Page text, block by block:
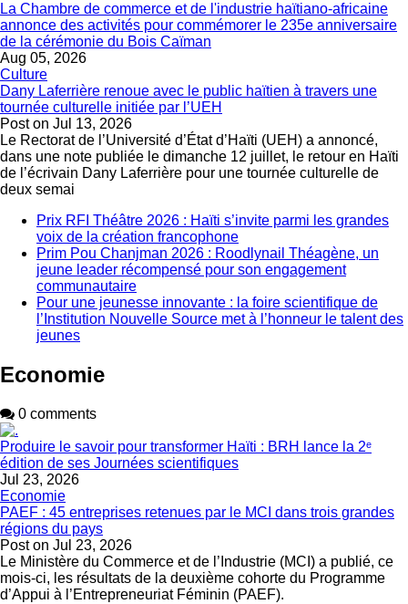
La Chambre de commerce et de l'industrie haïtiano-africaine
annonce des activités pour commémorer le 235e anniversaire
de la cérémonie du Bois Caïman
Aug 05, 2026
Culture
Dany Laferrière renoue avec le public haïtien à travers une
tournée culturelle initiée par l’UEH
Post on Jul 13, 2026
Le Rectorat de l’Université d’État d’Haïti (UEH) a annoncé,
dans une note publiée le dimanche 12 juillet, le retour en Haïti
de l’écrivain Dany Laferrière pour une tournée culturelle de
deux semai
Prix RFI Théâtre 2026 : Haïti s’invite parmi les grandes
voix de la création francophone
Prim Pou Chanjman 2026 : Roodlynail Théagène, un
jeune leader récompensé pour son engagement
communautaire
Pour une jeunesse innovante : la foire scientifique de
l’Institution Nouvelle Source met à l’honneur le talent des
jeunes
Economie
0 comments
Produire le savoir pour transformer Haïti : BRH lance la 2ᵉ
édition de ses Journées scientifiques
Jul 23, 2026
Economie
PAEF : 45 entreprises retenues par le MCI dans trois grandes
régions du pays
Post on Jul 23, 2026
Le Ministère du Commerce et de l’Industrie (MCI) a publié, ce
mois-ci, les résultats de la deuxième cohorte du Programme
d’Appui à l’Entrepreneuriat Féminin (PAEF).